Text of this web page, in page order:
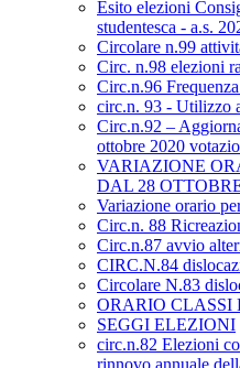
Esito elezioni
studentesca - a.s.
Circolare n.99
Circ. n.98 elezioni
Circ.n.96
circ.n. 93 - Utilizzo
Circ.n.92 –
ottobre 2020
VARIAZIONE
DAL 28
Variazione orario
Circ.n. 88
Circ.n.87 avvio
CIRC.N.84
Circolare N.83
ORARIO CLASSI
SEGGI ELEZIONI
circ.n.82 Elezioni